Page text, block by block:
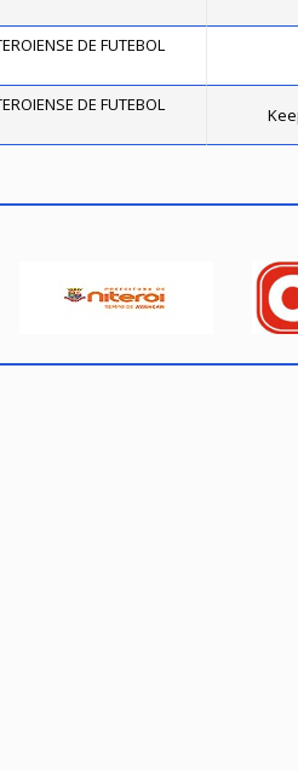
DE FUTEBOL
DE FUTEBOL